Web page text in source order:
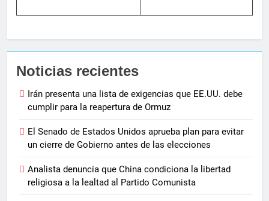
Noticias recientes
Irán presenta una lista de exigencias que EE.UU. debe
cumplir para la reapertura de Ormuz
El Senado de Estados Unidos aprueba plan para evitar
un cierre de Gobierno antes de las elecciones
Analista denuncia que China condiciona la libertad
religiosa a la lealtad al Partido Comunista